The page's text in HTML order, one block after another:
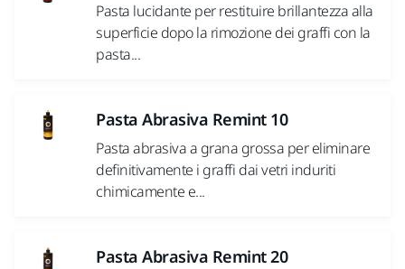
Pasta lucidante per restituire brillantezza alla
superficie dopo la rimozione dei graffi con la
pasta...
Pasta Abrasiva Remint 10
Pasta abrasiva a grana grossa per eliminare
definitivamente i graffi dai vetri induriti
chimicamente e...
Pasta Abrasiva Remint 20